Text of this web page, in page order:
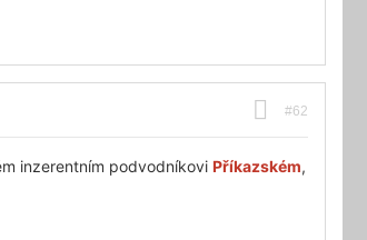
#62
inzerentním podvodníkovi Příkazském,